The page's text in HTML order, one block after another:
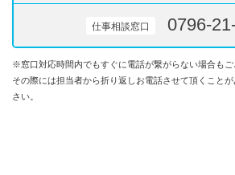
仕事相談窓口 0796-
※窓口対応時間内でもすぐに電話が繋がらない場合もご
その際には担当者から折り返しお電話させて頂くこと
さい。